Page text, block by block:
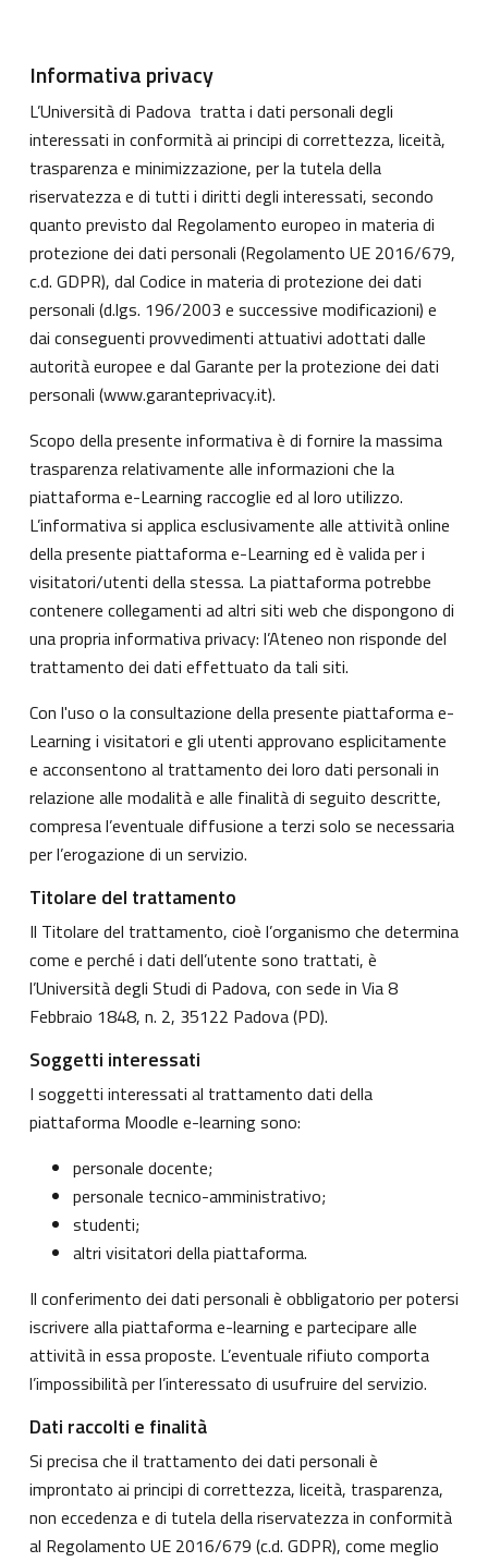
Informativa privacy
L’Università di Padova tratta i dati personali degli
interessati in conformità ai principi di correttezza, liceità,
trasparenza e minimizzazione, per la tutela della
riservatezza e di tutti i diritti degli interessati, secondo
quanto previsto dal Regolamento europeo in materia di
protezione dei dati personali (Regolamento UE 2016/679,
c.d. GDPR), dal Codice in materia di protezione dei dati
personali (d.lgs. 196/2003 e successive modificazioni) e
dai conseguenti provvedimenti attuativi adottati dalle
autorità europee e dal Garante per la protezione dei dati
personali (www.garanteprivacy.it).
Scopo della presente informativa è di fornire la massima
trasparenza relativamente alle informazioni che la
piattaforma e-Learning raccoglie ed al loro utilizzo.
L’informativa si applica esclusivamente alle attività online
della presente piattaforma e-Learning ed è valida per i
visitatori/utenti della stessa. La piattaforma potrebbe
contenere collegamenti ad altri siti web che dispongono di
una propria informativa privacy: l’Ateneo non risponde del
trattamento dei dati effettuato da tali siti.
Con l'uso o la consultazione della presente piattaforma e-
Learning i visitatori e gli utenti approvano esplicitamente
e acconsentono al trattamento dei loro dati personali in
relazione alle modalità e alle finalità di seguito descritte,
compresa l’eventuale diffusione a terzi solo se necessaria
per l’erogazione di un servizio.
Titolare del trattamento
Il Titolare del trattamento, cioè l’organismo che determina
come e perché i dati dell’utente sono trattati, è
l’Università degli Studi di Padova, con sede in Via 8
Febbraio 1848, n. 2, 35122 Padova (PD).
Soggetti interessati
I soggetti interessati al trattamento dati della
piattaforma Moodle e-learning sono:
personale docente;
personale tecnico-amministrativo;
studenti;
altri visitatori della piattaforma.
Il conferimento dei dati personali è obbligatorio per potersi
iscrivere alla piattaforma e-learning e partecipare alle
attività in essa proposte. L’eventuale rifiuto comporta
l’impossibilità per l’interessato di usufruire del servizio.
Dati raccolti e finalità
Si precisa che il trattamento dei dati personali è
improntato ai principi di correttezza, liceità, trasparenza,
non eccedenza e di tutela della riservatezza in conformità
al Regolamento UE 2016/679 (c.d. GDPR), come meglio